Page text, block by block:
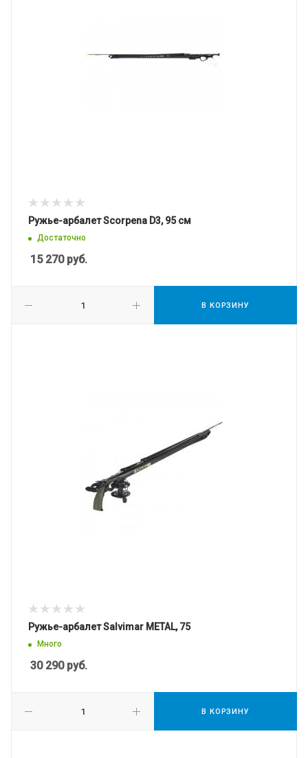
Ружье-арбалет Scorpena D3, 95 см
Достаточно
15 270руб.
В КОРЗИНУ
Ружье-арбалет Salvimar METAL, 75
Много
30 290руб.
В КОРЗИНУ